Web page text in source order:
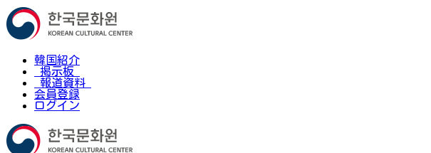
韓国紹介
掲示板
報道資料
会員登録
ログイン